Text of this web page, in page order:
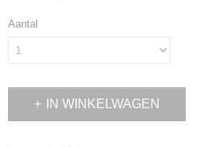
Aantal
IN WINKELWAGEN